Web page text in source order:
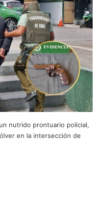
nutrido prontuario policial,
en la intersección de